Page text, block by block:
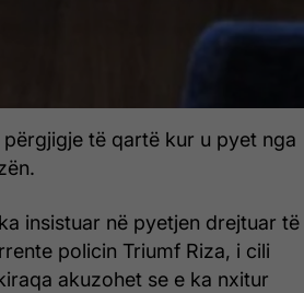
të qartë kur u pyet nga
insistuar në pyetjen drejtuar të
policin Triumf Riza, i cili
akuzohet se e ka nxitur